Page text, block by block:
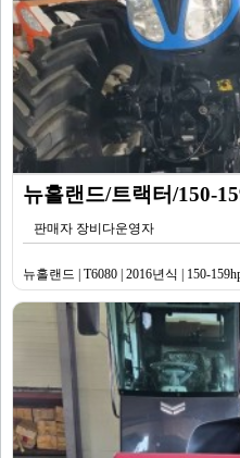
뉴홀랜드/트랙터/150-
판매자 장비다운영자
뉴홀랜드 | T6080 | 2016년식 | 150-